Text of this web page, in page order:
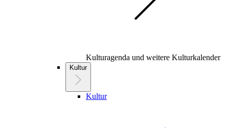
Kulturagenda und weitere Kulturkalender
Kultur
Kultur